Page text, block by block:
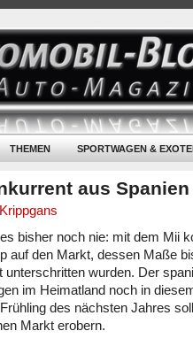
THEMEN SPORTWAGEN &
aus Spanien
bisher noch nie: mit dem Mii
auf den Markt, dessen Maße
wurden. Der
im Heimatland noch in
des nächsten Jahres
Markt erobern.